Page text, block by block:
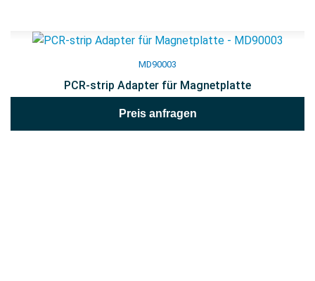
MD90003
PCR-strip Adapter für Magnetplatte
Preis anfragen